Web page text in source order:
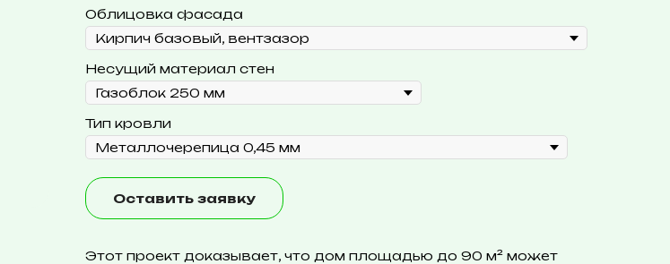
Облицовка фасада
Несущий материал стен
Тип кровли
Оставить заявку
Этот проект доказывает, что дом площадью до 90 м² может